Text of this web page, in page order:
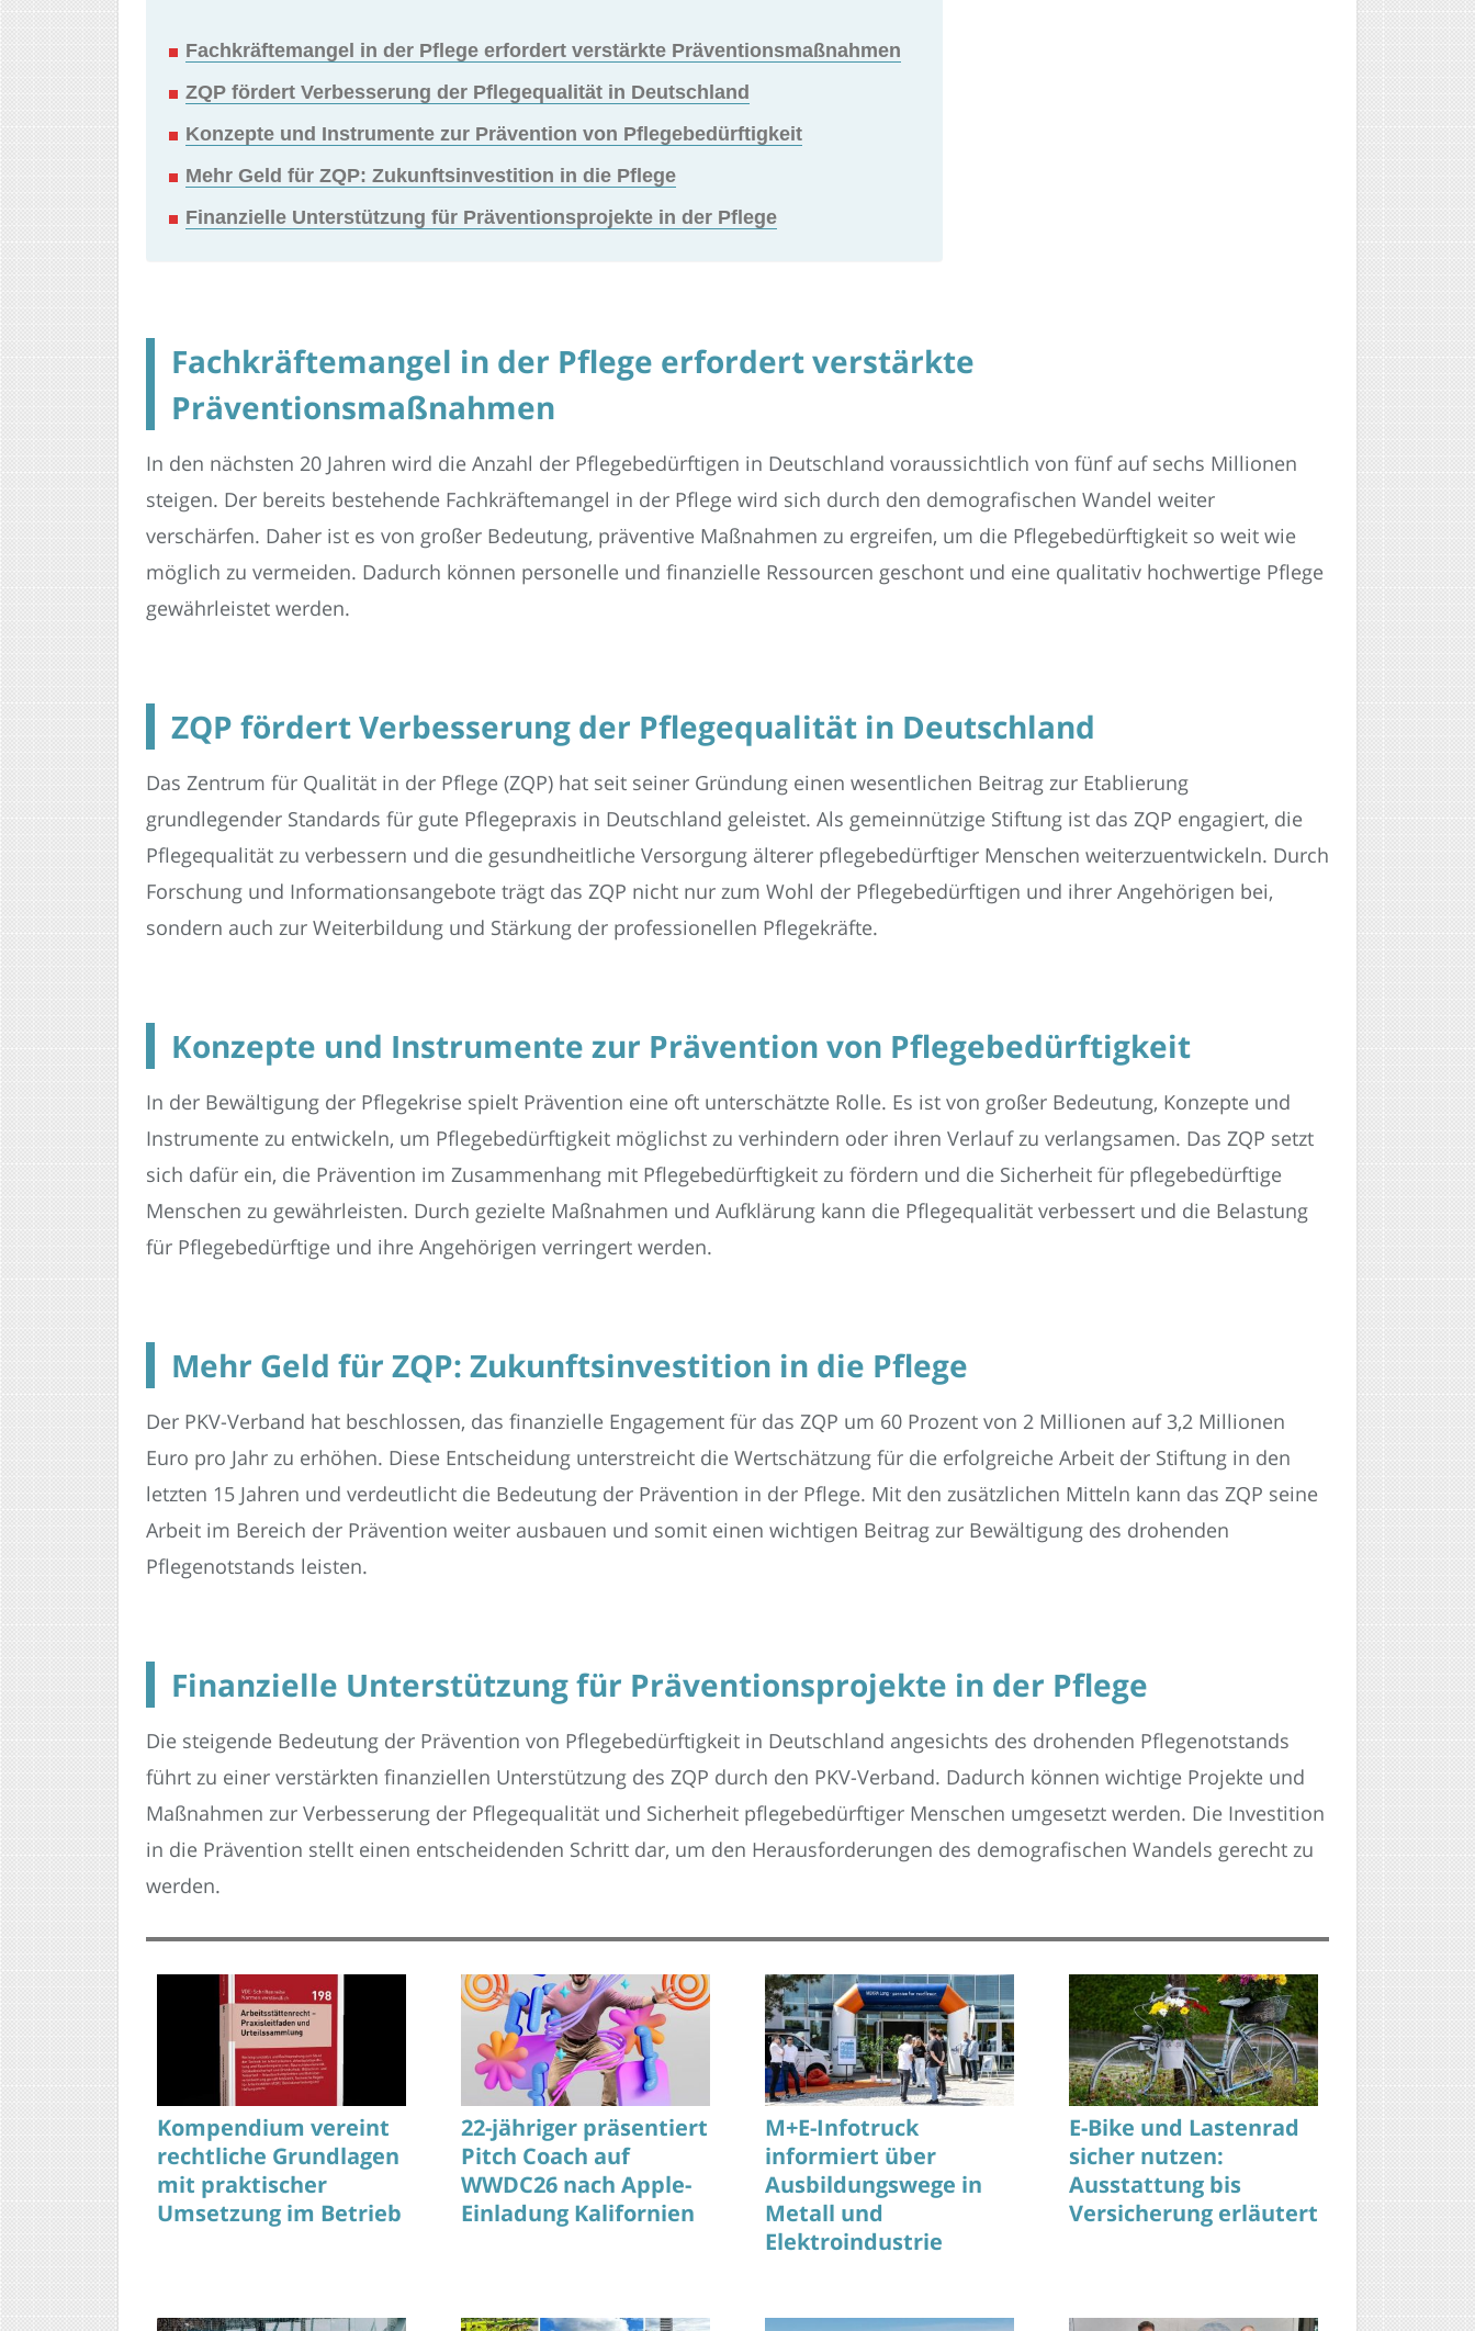
Fachkräftemangel in der Pflege erfordert verstärkte Präventionsmaßnahmen
ZQP fördert Verbesserung der Pflegequalität in Deutschland
Konzepte und Instrumente zur Prävention von Pflegebedürftigkeit
Mehr Geld für ZQP: Zukunftsinvestition in die Pflege
Finanzielle Unterstützung für Präventionsprojekte in der Pflege
Fachkräftemangel in der Pflege erfordert verstärkte
Präventionsmaßnahmen
In den nächsten 20 Jahren wird die Anzahl der Pflegebedürftigen in Deutschland voraussichtlich von fünf auf sechs Millionen
steigen. Der bereits bestehende Fachkräftemangel in der Pflege wird sich durch den demografischen Wandel weiter
verschärfen. Daher ist es von großer Bedeutung, präventive Maßnahmen zu ergreifen, um die Pflegebedürftigkeit so weit wie
möglich zu vermeiden. Dadurch können personelle und finanzielle Ressourcen geschont und eine qualitativ hochwertige Pflege
gewährleistet werden.
ZQP fördert Verbesserung der Pflegequalität in Deutschland
Das Zentrum für Qualität in der Pflege (ZQP) hat seit seiner Gründung einen wesentlichen Beitrag zur Etablierung
grundlegender Standards für gute Pflegepraxis in Deutschland geleistet. Als gemeinnützige Stiftung ist das ZQP engagiert, die
Pflegequalität zu verbessern und die gesundheitliche Versorgung älterer pflegebedürftiger Menschen weiterzuentwickeln. Durch
Forschung und Informationsangebote trägt das ZQP nicht nur zum Wohl der Pflegebedürftigen und ihrer Angehörigen bei,
sondern auch zur Weiterbildung und Stärkung der professionellen Pflegekräfte.
Konzepte und Instrumente zur Prävention von Pflegebedürftigkeit
In der Bewältigung der Pflegekrise spielt Prävention eine oft unterschätzte Rolle. Es ist von großer Bedeutung, Konzepte und
Instrumente zu entwickeln, um Pflegebedürftigkeit möglichst zu verhindern oder ihren Verlauf zu verlangsamen. Das ZQP setzt
sich dafür ein, die Prävention im Zusammenhang mit Pflegebedürftigkeit zu fördern und die Sicherheit für pflegebedürftige
Menschen zu gewährleisten. Durch gezielte Maßnahmen und Aufklärung kann die Pflegequalität verbessert und die Belastung
für Pflegebedürftige und ihre Angehörigen verringert werden.
Mehr Geld für ZQP: Zukunftsinvestition in die Pflege
Der PKV-Verband hat beschlossen, das finanzielle Engagement für das ZQP um 60 Prozent von 2 Millionen auf 3,2 Millionen
Euro pro Jahr zu erhöhen. Diese Entscheidung unterstreicht die Wertschätzung für die erfolgreiche Arbeit der Stiftung in den
letzten 15 Jahren und verdeutlicht die Bedeutung der Prävention in der Pflege. Mit den zusätzlichen Mitteln kann das ZQP seine
Arbeit im Bereich der Prävention weiter ausbauen und somit einen wichtigen Beitrag zur Bewältigung des drohenden
Pflegenotstands leisten.
Finanzielle Unterstützung für Präventionsprojekte in der Pflege
Die steigende Bedeutung der Prävention von Pflegebedürftigkeit in Deutschland angesichts des drohenden Pflegenotstands
führt zu einer verstärkten finanziellen Unterstützung des ZQP durch den PKV-Verband. Dadurch können wichtige Projekte und
Maßnahmen zur Verbesserung der Pflegequalität und Sicherheit pflegebedürftiger Menschen umgesetzt werden. Die Investition
in die Prävention stellt einen entscheidenden Schritt dar, um den Herausforderungen des demografischen Wandels gerecht zu
werden.
Kompendium vereint
rechtliche Grundlagen
mit praktischer
Umsetzung im Betrieb
22-jähriger präsentiert
Pitch Coach auf
WWDC26 nach Apple-
Einladung Kalifornien
M+E-Infotruck
informiert über
Ausbildungswege in
Metall und
Elektroindustrie
E-Bike und Lastenrad
sicher nutzen:
Ausstattung bis
Versicherung erläutert